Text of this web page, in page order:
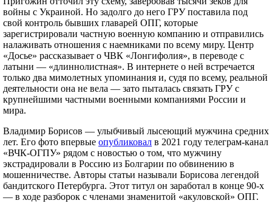
войны с Украиной. Но задолго до него ГРУ поставила под
свой контроль бывших главарей ОПГ, которые
зарегистрировали частную военную компанию и отправились
налаживать отношения с наемниками по всему миру. Центр
«Досье» рассказывает о ЧВК «Лонгифолия», в переводе с
латыни — «длиннолистная». В интернете о ней встречается
только два мимолетных упоминания и, судя по всему, реальной
деятельности она не вела — зато пыталась связать ГРУ с
крупнейшими частными военными компаниями России и
мира.
Владимир Борисов — улыбчивый лысеющий мужчина средних
лет. Его фото впервые опубликовал в 2021 году телеграм-канал
«ВЧК-ОГПУ» рядом с новостью о том, что мужчину
экстрадировали в Россию из Болгарии по обвинению в
мошенничестве. Авторы статьи называли Борисова легендой
бандитского Петербурга. Этот титул он заработал в конце 90-х
— в ходе разборок с членами знаменитой «акуловской» ОПГ.